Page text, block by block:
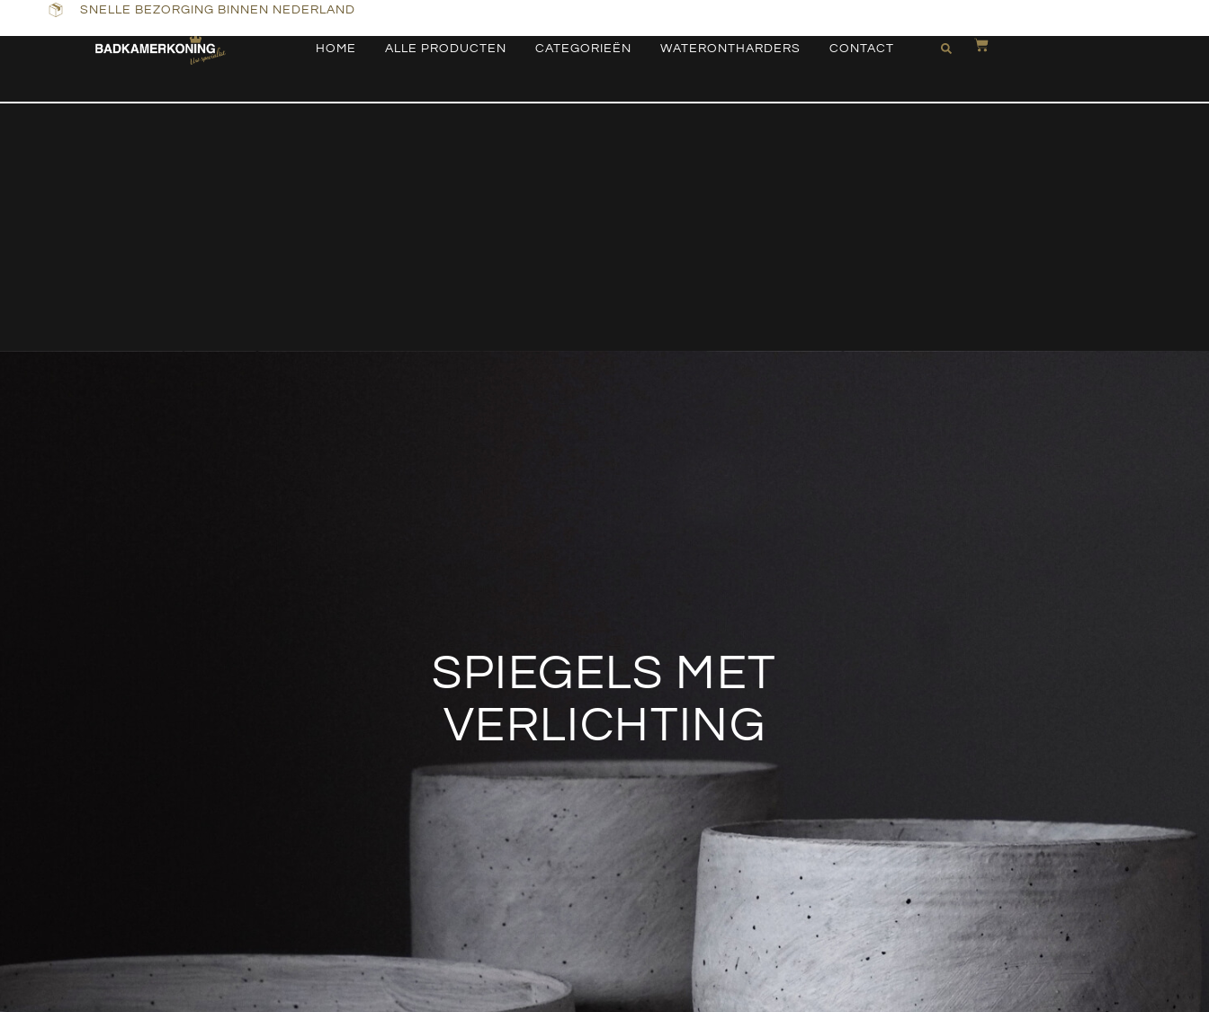
SNELLE BEZORGING BINNEN NEDERLAND
HOME ALLE PRODUCTEN CATEGORIEËN WATERONTHARDERS CONTACT
SPIEGELS MET
VERLICHTING